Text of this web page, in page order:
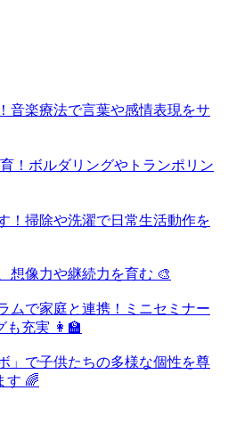
音楽療法で言葉や感情表現をサ
！ボルダリングやトランポリン
！掃除や洗濯で日常生活動作を
想像力や継続力を育む 🎨
ムで家庭と連携！ミニセミナー
も充実 👩‍🏫
」で子供たちの多様な個性を尊
す 🌈